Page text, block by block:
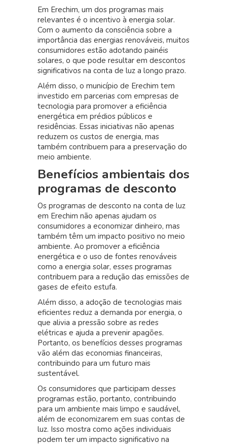
Em Erechim, um dos programas mais
relevantes é o incentivo à energia solar.
Com o aumento da consciência sobre a
importância das energias renováveis, muitos
consumidores estão adotando painéis
solares, o que pode resultar em descontos
significativos na conta de luz a longo prazo.
Além disso, o município de Erechim tem
investido em parcerias com empresas de
tecnologia para promover a eficiência
energética em prédios públicos e
residências. Essas iniciativas não apenas
reduzem os custos de energia, mas
também contribuem para a preservação do
meio ambiente.
Benefícios ambientais dos
programas de desconto
Os programas de desconto na conta de luz
em Erechim não apenas ajudam os
consumidores a economizar dinheiro, mas
também têm um impacto positivo no meio
ambiente. Ao promover a eficiência
energética e o uso de fontes renováveis
como a energia solar, esses programas
contribuem para a redução das emissões de
gases de efeito estufa.
Além disso, a adoção de tecnologias mais
eficientes reduz a demanda por energia, o
que alivia a pressão sobre as redes
elétricas e ajuda a prevenir apagões.
Portanto, os benefícios desses programas
vão além das economias financeiras,
contribuindo para um futuro mais
sustentável.
Os consumidores que participam desses
programas estão, portanto, contribuindo
para um ambiente mais limpo e saudável,
além de economizarem em suas contas de
luz. Isso mostra como ações individuais
podem ter um impacto significativo na